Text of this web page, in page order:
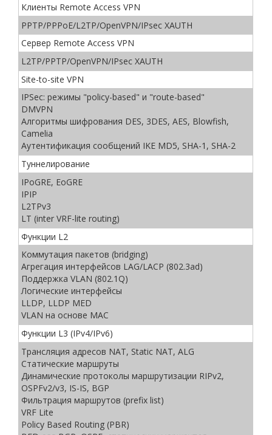
Клиенты Remote Access VPN
PPTP/PPPoE/L2TP/OpenVPN/IPsec XAUTH
Сервер Remote Access VPN
L2TP/PPTP/OpenVPN/IPsec XAUTH
Site-to-site VPN
IPSec: режимы "policy-based" и "route-based"
DMVPN
Алгоритмы шифрования DES, 3DES, AES, Blowfish,
Camelia
Аутентификация сообщений IKE MD5, SHA-1, SHA-2
Туннелирование
IPoGRE, EoGRE
IPIP
L2TPv3
LT (inter VRF-lite routing)
Функции L2
Коммутация пакетов (bridging)
Агрегация интерфейсов LAG/LACP (802.3ad)
Поддержка VLAN (802.1Q)
Логические интерфейсы
LLDP, LLDP MED
VLAN на основе MAC
Функции L3 (IPv4/IPv6)
Трансляция адресов NAT, Static NAT, ALG
Статические маршруты
Динамические протоколы маршрутизации RIPv2,
OSPFv2/v3, IS-IS, BGP
Фильтрация маршрутов (prefix list)
VRF Lite
Policy Based Routing (PBR)